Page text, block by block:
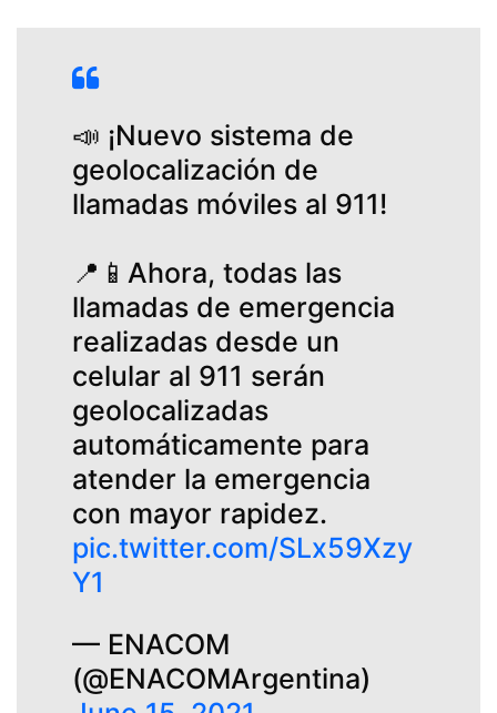
📣 ¡Nuevo sistema de
geolocalización de
llamadas móviles al 911!
📍📱Ahora, todas las
llamadas de emergencia
realizadas desde un
celular al 911 serán
geolocalizadas
automáticamente para
atender la emergencia
con mayor rapidez.
pic.twitter.com/SLx59Xzy
Y1
— ENACOM
(@ENACOMArgentina)